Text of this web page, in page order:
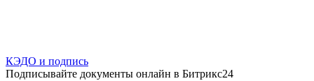
КЭДО и подпись
Подписывайте документы онлайн в Битрикс24